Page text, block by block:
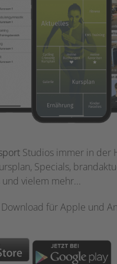
Studios immer in der
Specials,
vielem mehr...
für Apple und